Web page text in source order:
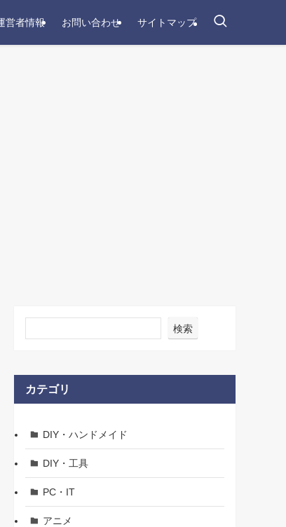
営者情報 お問い合わせ サイトマップ
検索
カテゴリ
DIY・ハンドメイド
DIY・工具
PC・IT
アニメ